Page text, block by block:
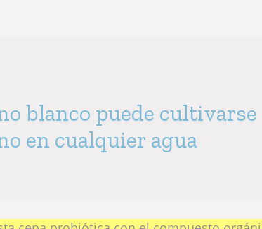
blanco puede cultivarse
en cualquier agua